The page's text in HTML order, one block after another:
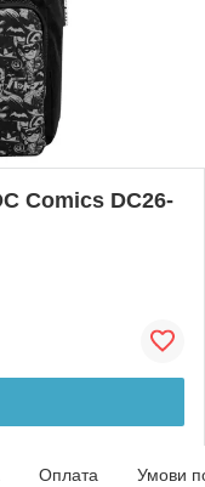
Comics DC26-
Оплата Умови